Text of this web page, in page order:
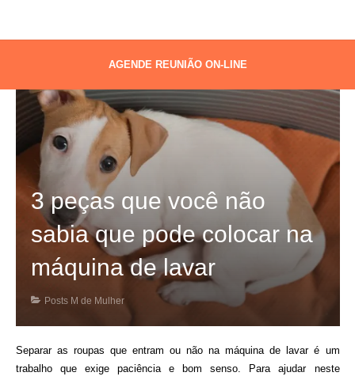
AGENDE REUNIÃO ON-LINE
3 peças que você não
sabia que pode colocar na
máquina de lavar
Posts M de Mulher
Separar as roupas queentram ou não na máquinade lavaré um
trabalho queexige paciência e bom senso. Para ajudar neste